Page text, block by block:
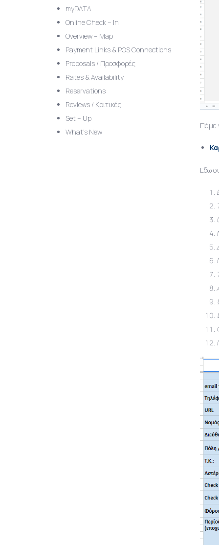
myDATA
Online Check – In
Overview – Map
Payment Links & POS Connections
Proposals / Προσφορές
Rates & Availability
Reservations
Reviews / Κριτικές
Set – Up
What’s New
Πάμε
Εδω